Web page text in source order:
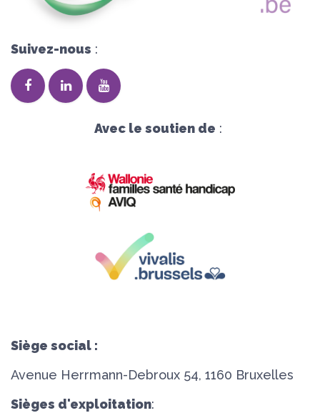
Suivez-nous :
Avec le soutien de :
Siège social :
Avenue Herrmann-Debroux 54, 1160 Bruxelles
Sièges d'exploitation: